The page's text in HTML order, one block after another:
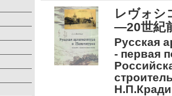
レヴォ
―20世紀
Русская
- первая